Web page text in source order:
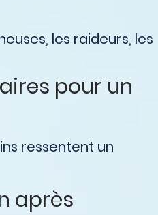
les raideurs, les
pour un
ressentent un
après